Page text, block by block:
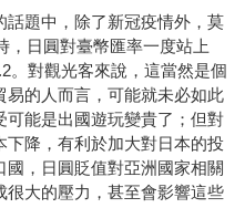
題中，除了新冠疫情外，莫
，日圓對臺幣匯率一度站上
。對觀光客來說，這當然是個
的人而言，可能就未必如此
可能是出國遊玩變貴了；但對
降，有利於加大對日本的投
，日圓貶值對亞洲國家相關
大的壓力，甚至會影響這些